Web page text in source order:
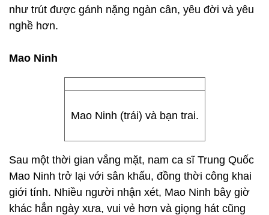
như trút được gánh nặng ngàn cân, yêu đời và yêu
nghề hơn.
Mao Ninh
Mao Ninh (trái) và bạn trai.
Sau một thời gian vắng mặt, nam ca sĩ Trung Quốc
Mao Ninh trở lại với sân khấu, đồng thời công khai
giới tính. Nhiều người nhận xét, Mao Ninh bây giờ
khác hẳn ngày xưa, vui vẻ hơn và giọng hát cũng